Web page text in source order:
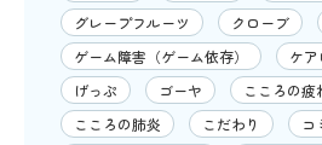
グレープフルーツ
クローブ
ゲーム障害（ゲーム依存）
ケ
げっぷ
ゴーヤ
こころの疲
こころの肺炎
こだわり
コ